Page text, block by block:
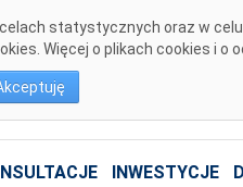
statystycznych oraz w
Więcej o plikach cookies i o
INWESTYCJE